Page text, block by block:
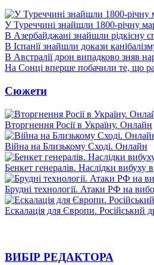
У Туреччині знайшли 1800-річну
В Азербайджані знайшли рідкісну
В Іспанії знайшли докази
В Австралії дрон випадково зняв
На Сонці вперше побачили те, що
Сюжети
Вторгнення Росії в Україну. Онлайн
Війна на Близькому Сході. Онлайн
Бенкет генералів. Наслідки вибуху
Брудні технології. Атаки РФ на
Ескалація для Європи. Російський
ВИБІР РЕДАКТОРА